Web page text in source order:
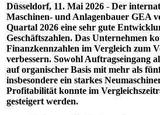
Düsseldorf, 11. Mai 2026 - Der
Maschinen- und Anlagenbauer GEA
Quartal 2026 eine sehr gute
Geschäftszahlen. Das Unternehmen
Finanzkennzahlen im Vergleich zum
verbessern. Sowohl Auftragseingang
auf organischer Basis mit mehr als
insbesondere ein starkes
Profitabilität konnte im
gesteigert werden.